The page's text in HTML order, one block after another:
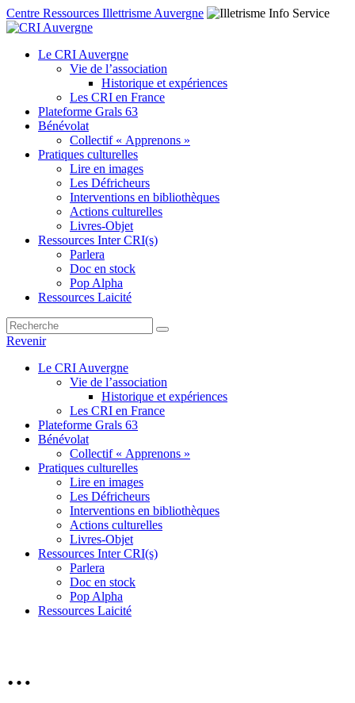
Centre Ressources Illettrisme Auvergne
Le CRI Auvergne
Vie de l’association
Historique et expériences
Les CRI en France
Plateforme Grals 63
Bénévolat
Collectif « Apprenons »
Pratiques culturelles
Lire en images
Les Défricheurs
Interventions en bibliothèques
Actions culturelles
Livres-Objet
Ressources Inter CRI(s)
Parlera
Doc en stock
Pop Alpha
Ressources Laicité
Revenir
Le CRI Auvergne
Vie de l’association
Historique et expériences
Les CRI en France
Plateforme Grals 63
Bénévolat
Collectif « Apprenons »
Pratiques culturelles
Lire en images
Les Défricheurs
Interventions en bibliothèques
Actions culturelles
Livres-Objet
Ressources Inter CRI(s)
Parlera
Doc en stock
Pop Alpha
Ressources Laicité
…